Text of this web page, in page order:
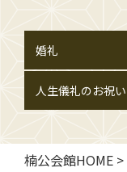
婚礼
人生儀礼のお祝い
楠公会館HOME >